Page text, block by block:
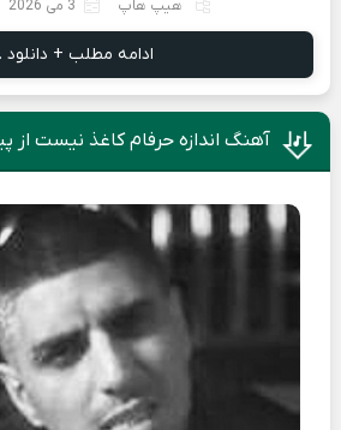
هیپ هاپ 3 می 2026
ادامه مطلب + دانلود
آهنگ اندازه حرفام کاغذ نیست از